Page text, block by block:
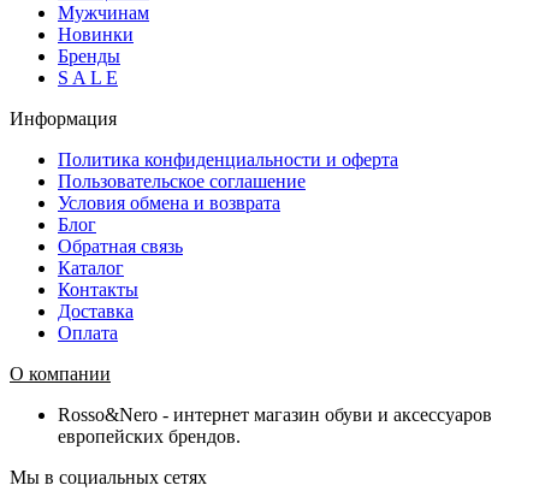
Мужчинам
Новинки
Бренды
S A L E
Информация
Политика конфиденциальности и оферта
Пользовательское соглашение
Условия обмена и возврата
Блог
Обратная связь
Каталог
Контакты
Доставка
Оплата
О компании
Rosso&Nero - интернет магазин обуви и аксессуаров
европейских брендов.
Мы в социальных сетях